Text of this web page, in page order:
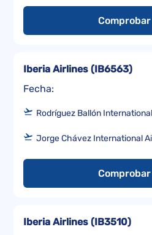
Fecha:
Iberia Airlines (IB6563)
Rodríguez Ballón
Jorge Chávez International
Iberia Airlines (IB3510)